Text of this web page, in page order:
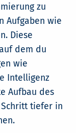
zu
Aufgaben wie
Diese
dem du
wie
Intelligenz
Aufbau des
tiefer in